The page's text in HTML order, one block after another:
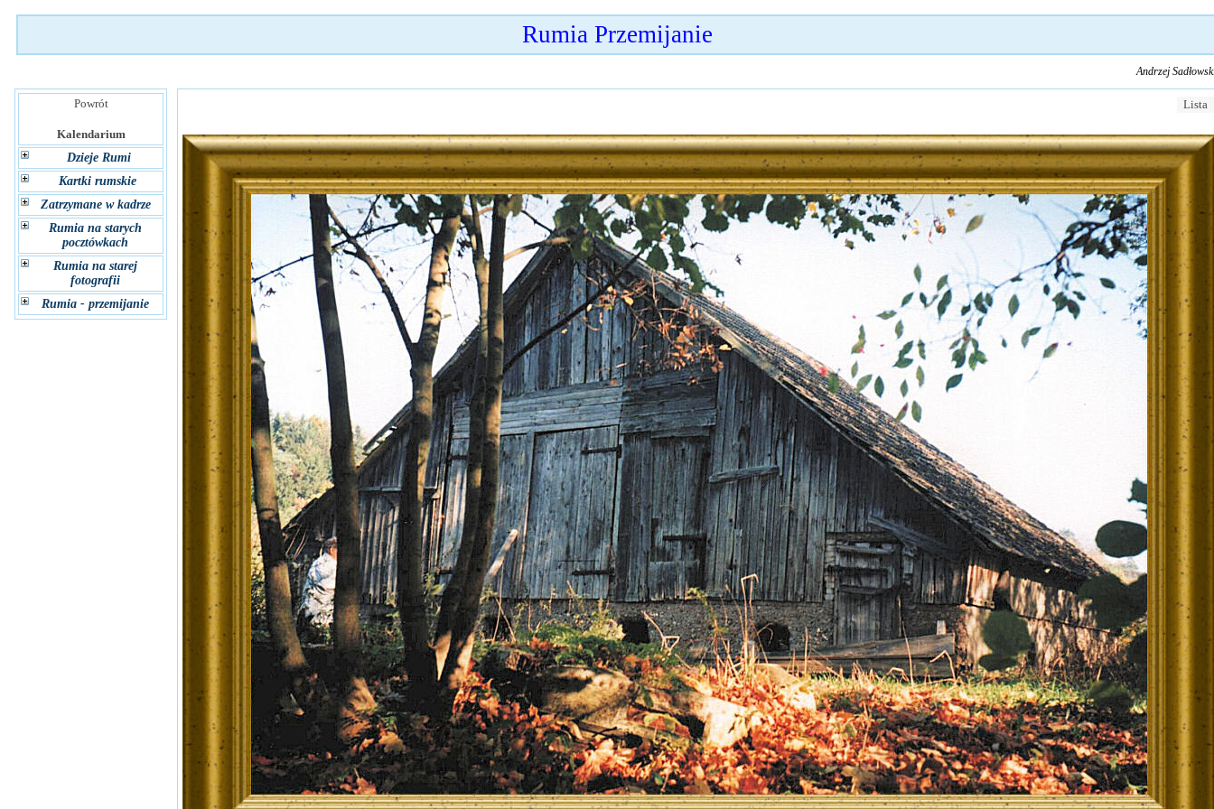
Rumia Przemijanie
Andrzej
Powrót
Kalendarium
Dzieje Rumi
Kartki rumskie
Zatrzymane w kadrze
Rumia na starych
pocztówkach
Rumia na starej
fotografii
Rumia - przemijanie
Lista